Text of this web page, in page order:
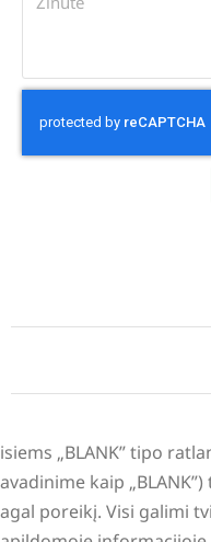
„BLANK” tipo
kaip
poreikį. Visi galimi